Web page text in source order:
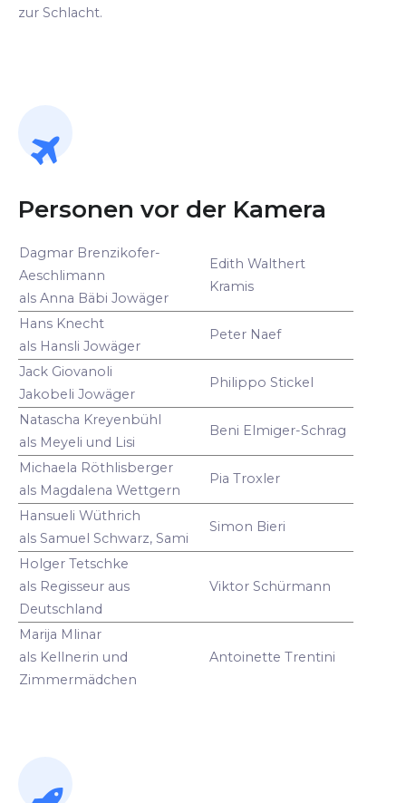
zur Schlacht.
Personen vor der Kamera
Dagmar Brenzikofer-
Aeschlimann
als Anna Bäbi Jowäger
Edith Walthert
Kramis
Hans Knecht
als Hansli Jowäger
Peter Naef
Jack Giovanoli
Jakobeli Jowäger
Philippo Stickel
Natascha Kreyenbühl
als Meyeli und Lisi
Beni Elmiger-Schrag
Michaela Röthlisberger
als Magdalena Wettgern
Pia Troxler
Hansueli Wüthrich
als Samuel Schwarz, Sami
Simon Bieri
Holger Tetschke
als Regisseur aus
Deutschland
Viktor Schürmann
Marija Mlinar
als Kellnerin und
Zimmermädchen
Antoinette Trentini